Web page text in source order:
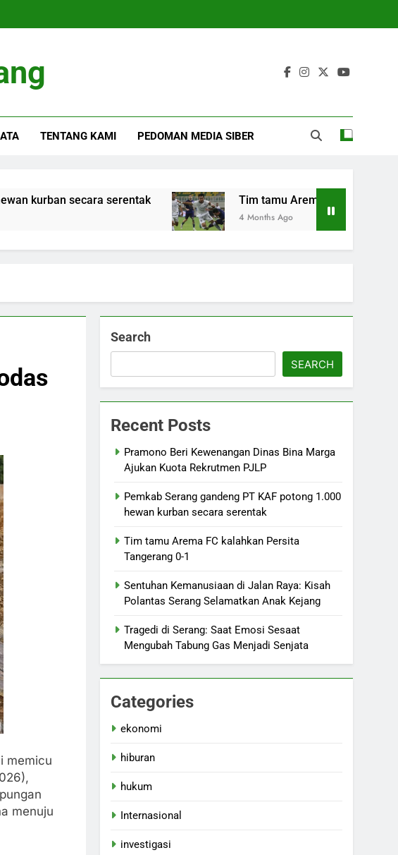
TENTANG KAMI PEDOMAN MEDIA SIBER
secara serentak Tim tamu Arema FC kalahkan Persita
4 Months Ago
memicu
menuju
Search
SEARCH
Recent Posts
Pramono Beri Kewenangan Dinas Bina Marga
Ajukan Kuota Rekrutmen PJLP
Pemkab Serang gandeng PT KAF potong 1.000
hewan kurban secara serentak
Tim tamu Arema FC kalahkan Persita
Tangerang 0-1
Sentuhan Kemanusiaan di Jalan Raya: Kisah
Polantas Serang Selamatkan Anak Kejang
Tragedi di Serang: Saat Emosi Sesaat
Mengubah Tabung Gas Menjadi Senjata
Categories
ekonomi
hiburan
hukum
Internasional
investigasi